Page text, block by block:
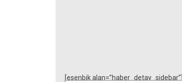
[esenbik alan=”haber_detay_sidebar”]